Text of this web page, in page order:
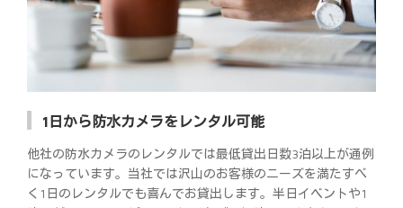
1日から防水カメラをレンタル可能
他社の防水カメラのレンタルでは最低貸出日数3泊以上が通例
になっています。当社では沢山のお客様のニーズを満たすべ
く1日のレンタルでも喜んでお貸出します。半日イベントや1